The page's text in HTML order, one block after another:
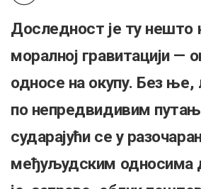
Доследност је ту нешто
моралној гравитацији —
односе на окупу. Без
по непредвидивим
сударајући се у
међуљудским односима